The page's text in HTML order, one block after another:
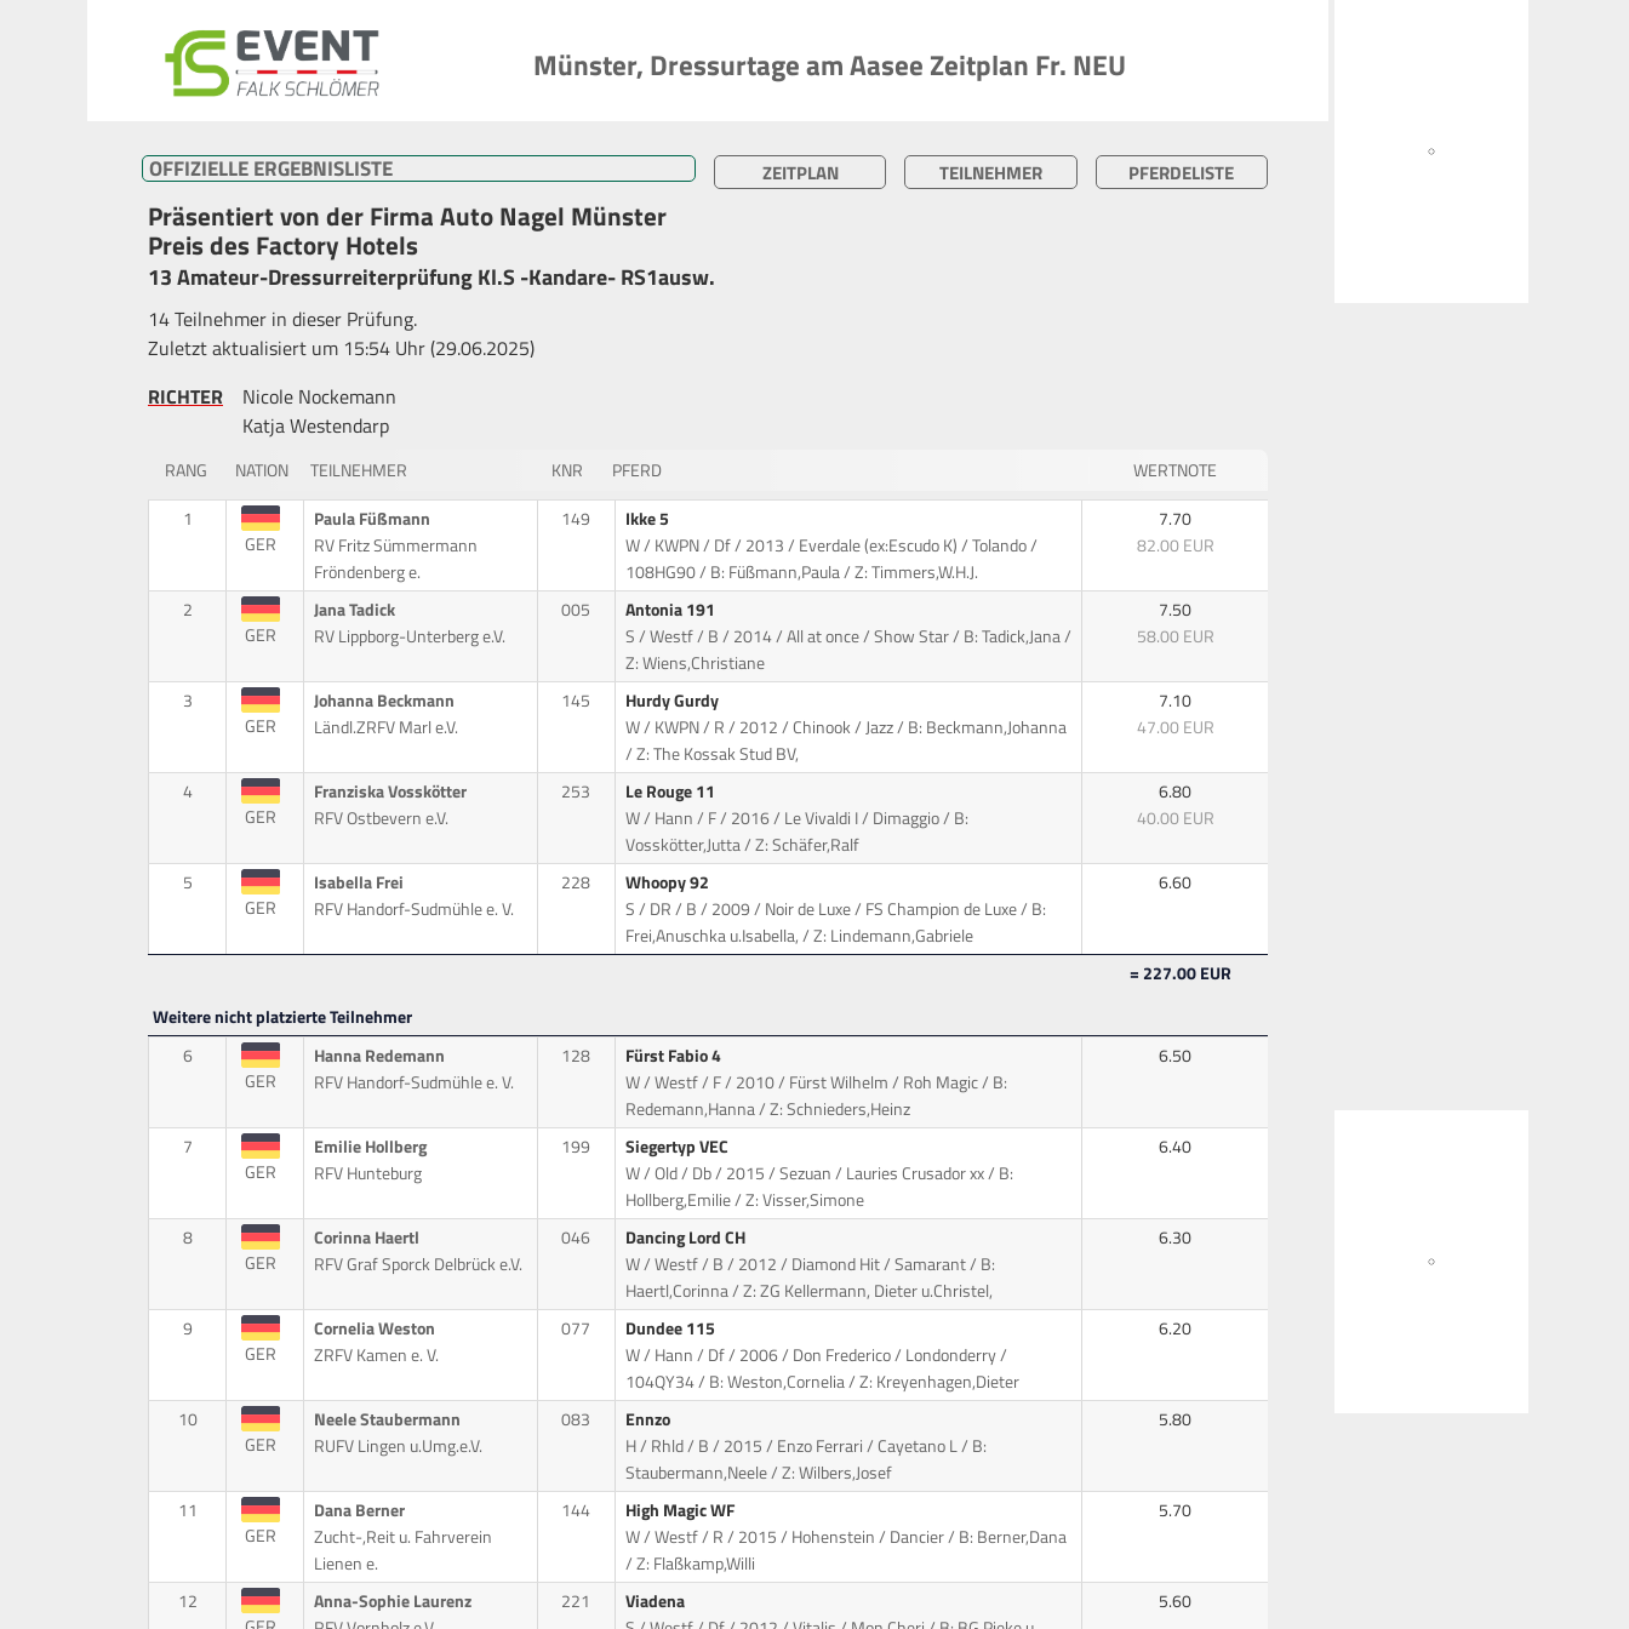
Münster, Dressurtage am Aasee Zeitplan Fr. NEU
OFFIZIELLE ERGEBNISLISTE ZEITPLAN TEILNEHMER PFERDELISTE
Präsentiert von der Firma Auto Nagel Münster
Preis des Factory Hotels
13 Amateur-Dressurreiterprüfung Kl.S -Kandare- RS1ausw.
14 Teilnehmer in dieser Prüfung.
Zuletzt aktualisiert um 15:54 Uhr (29.06.2025)
RICHTER
Nicole Nockemann
Katja Westendarp
RANG NATION TEILNEHMER KNR PFERD
WERTNOTE
1
GER
Paula Füßmann
RV Fritz Sümmermann
Fröndenberg e.
149
Ikke 5
W / KWPN / Df / 2013 / Everdale (ex:Escudo K) / Tolando/
108HG90 / B: Füßmann,Paula / Z: Timmers,W.H.J.
7.70
82.00 EUR
2
GER
Jana Tadick
RV Lippborg-Unterberg e.V.
005
Antonia 191
S / Westf / B / 2014 / All at once / Show Star/ B: Tadick,Jana /
Z: Wiens,Christiane
7.50
58.00 EUR
3
GER
Johanna Beckmann
Ländl.ZRFV Marl e.V.
145
Hurdy Gurdy
W / KWPN / R / 2012 / Chinook / Jazz/ B: Beckmann,Johanna
/ Z: The Kossak Stud BV,
7.10
47.00 EUR
4
GER
Franziska Vosskötter
RFV Ostbevern e.V.
253
Le Rouge 11
W / Hann / F / 2016 / Le Vivaldi I / Dimaggio/ B:
Vosskötter,Jutta / Z: Schäfer,Ralf
6.80
40.00 EUR
5
GER
Isabella Frei
RFV Handorf-Sudmühle e. V.
228
Whoopy 92
S / DR / B / 2009 / Noir de Luxe / FS Champion de Luxe/ B:
Frei,Anuschka u.Isabella, / Z: Lindemann,Gabriele
6.60
= 227.00 EUR
Weitere nicht platzierte Teilnehmer
6
GER
Hanna Redemann
RFV Handorf-Sudmühle e. V.
128
Fürst Fabio 4
W / Westf / F / 2010 / Fürst Wilhelm / Roh Magic/ B:
Redemann,Hanna / Z: Schnieders,Heinz
6.50
7
GER
Emilie Hollberg
RFV Hunteburg
199
Siegertyp VEC
W / Old / Db / 2015 / Sezuan / Lauries Crusador xx/ B:
Hollberg,Emilie / Z: Visser,Simone
6.40
8
GER
Corinna Haertl
RFV Graf Sporck Delbrück e.V.
046
Dancing Lord CH
W / Westf / B / 2012 / Diamond Hit / Samarant/ B:
Haertl,Corinna / Z: ZG Kellermann, Dieter u.Christel,
6.30
9
GER
Cornelia Weston
ZRFV Kamen e. V.
077
Dundee 115
W / Hann / Df / 2006 / Don Frederico / Londonderry/
104QY34 / B: Weston,Cornelia / Z: Kreyenhagen,Dieter
6.20
10
GER
Neele Staubermann
RUFV Lingen u.Umg.e.V.
083
Ennzo
H / Rhld / B / 2015 / Enzo Ferrari / Cayetano L/ B:
Staubermann,Neele / Z: Wilbers,Josef
5.80
11
GER
Dana Berner
Zucht-,Reit u. Fahrverein
Lienen e.
144
High Magic WF
W / Westf / R / 2015 / Hohenstein / Dancier/ B: Berner,Dana
/ Z: Flaßkamp,Willi
5.70
12
Anna-Sophie Laurenz
221
Viadena
5.60